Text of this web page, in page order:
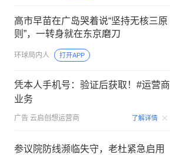
高市早苗在广岛哭着说“坚持无核三原
则”，一转身就在东京磨刀
环球局内人 打开APP
凭本人手机号：验证后获取！#运营商
业务
广告 云启创想运营商 了解详情
参议院防线濒临失守，老杜紧急启用